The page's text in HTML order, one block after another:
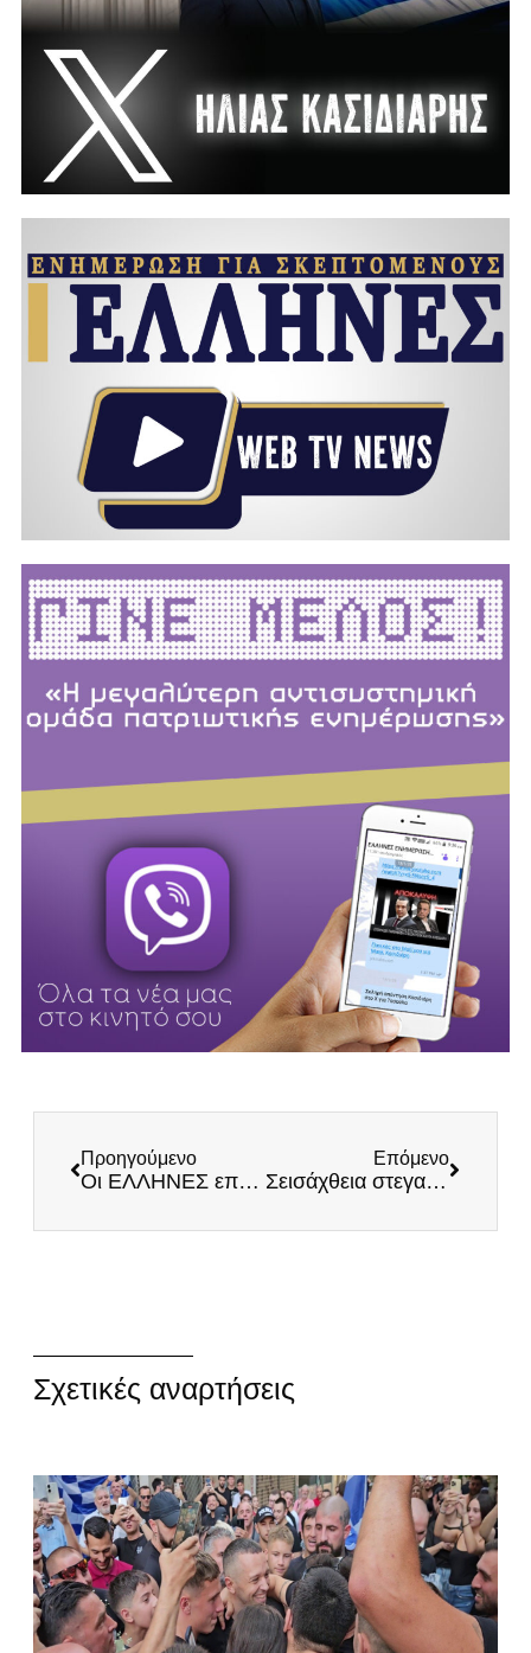
Προηγούμενο
Oι ΕΛΛΗΝΕΣ επέστρεψαν και στο Viber!
Επόμενο
Σεισάχθεια στεγαστικών δανείων των παλιννοστούντων – Όχι στις κατασχέσεις
Σχετικές αναρτήσεις